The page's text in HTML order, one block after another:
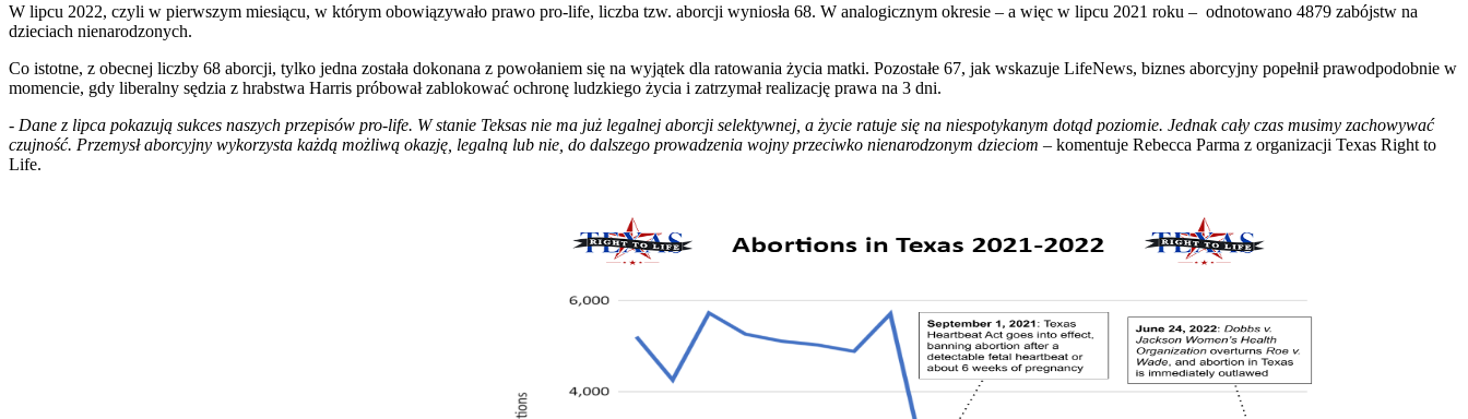
W lipcu 2022, czyli w pierwszym miesiącu, w którym obowiązywało prawo pro-life, liczba tzw. aborcji wyniosła 68. W analogicznym okresie – a więc w lipcu 2021 roku – odnotowano 4879 zabójstw na
dzieciach nienarodzonych.
Co istotne, z obecnej liczby 68 aborcji, tylko jedna została dokonana z powołaniem się na wyjątek dla ratowania życia matki. Pozostałe 67, jak wskazuje LifeNews, biznes aborcyjny popełnił prawodpodobnie w
momencie, gdy liberalny sędzia z hrabstwa Harris próbował zablokować ochronę ludzkiego życia i zatrzymał realizację prawa na 3 dni.
- Dane z lipca pokazują sukces naszych przepisów pro-life. W stanie Teksas nie ma już legalnej aborcji selektywnej, a życie ratuje się na niespotykanym dotąd poziomie. Jednak cały czas musimy zachowywać
czujność. Przemysł aborcyjny wykorzysta każdą możliwą okazję, legalną lub nie, do dalszego prowadzenia wojny przeciwko nienarodzonym dzieciom – komentuje Rebecca Parma z organizacji Texas Right to
Life.